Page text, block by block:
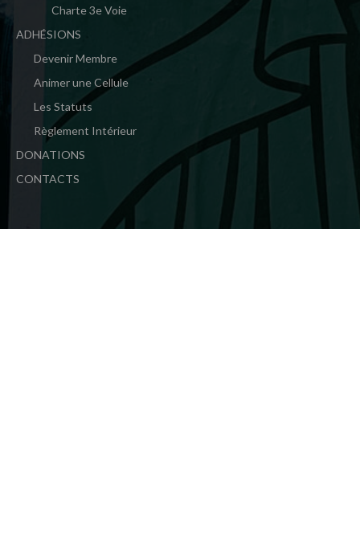
Charte 3e Voie
ADHÉSIONS
Devenir Membre
Animer une Cellule
Les Statuts
Règlement Intérieur
DONATIONS
CONTACTS